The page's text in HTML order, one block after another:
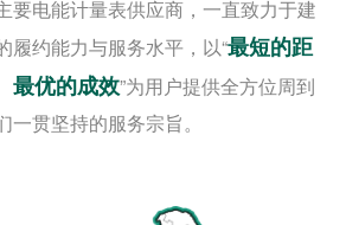
要电能计量表供应商，一直致力于建
履约能力与服务水平，以“最短的距
最优的成效”为用户提供全方位周到
贯坚持的服务宗旨。